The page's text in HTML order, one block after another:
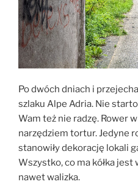
Po dwóch dniach i
szlaku Alpe Adria. Nie
Wam też nie radzę. Rower
narzędziem tortur. Jedyne
stanowiły dekorację lokali
Wszystko, co ma kółka
nawet walizka.